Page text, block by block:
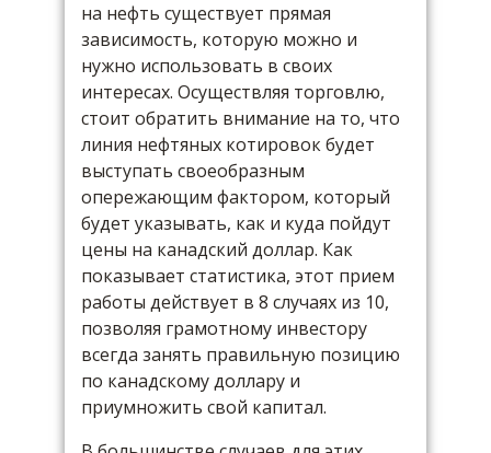
на нефть существует прямая
зависимость, которую можно и
нужно использовать в своих
интересах. Осуществляя торговлю,
стоит обратить внимание на то, что
линия нефтяных котировок будет
выступать своеобразным
опережающим фактором, который
будет указывать, как и куда пойдут
цены на канадский доллар. Как
показывает статистика, этот прием
работы действует в 8 случаях из 10,
позволяя грамотному инвестору
всегда занять правильную позицию
по канадскому доллару и
приумножить свой капитал.